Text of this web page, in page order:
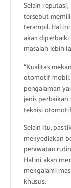
Selain
tersebut
terampil. Hal
akan
masalah lebih
“Kualitas
otomotif mobil.
pengalaman
jenis perbaikan
teknisi
Selain itu,
menyediakan
perawatan
Hal ini akan
mengalami
khusus.